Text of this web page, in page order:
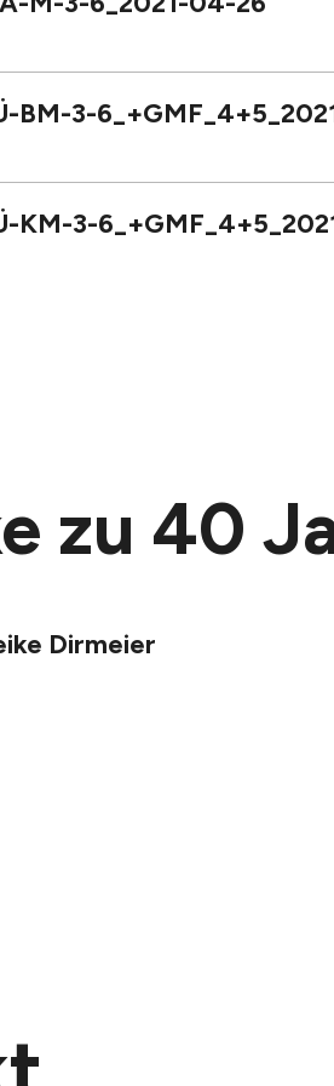
BM-3-
KM-3-
zu 40
Dirmeier